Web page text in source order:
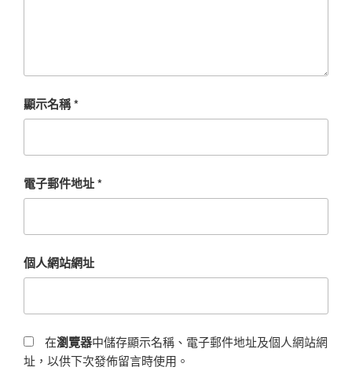
顯示名稱*
電子郵件地址*
個人網站網址
在瀏覽器中儲存顯示名稱、電子郵件地址及個人網站網
址，以供下次發佈留言時使用。